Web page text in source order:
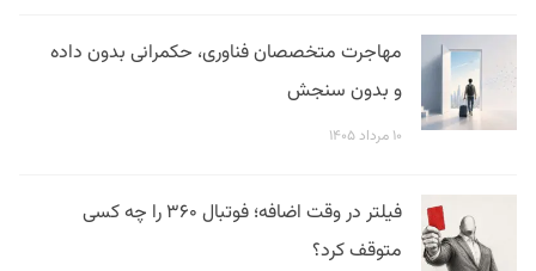
مهاجرت متخصصان فناوری، حکمرانی بدون داده
و بدون سنجش
۱۰ مرداد ۱۴۰۵
فیلتر در وقت اضافه؛ فوتبال ۳۶۰ را چه کسی
متوقف کرد؟